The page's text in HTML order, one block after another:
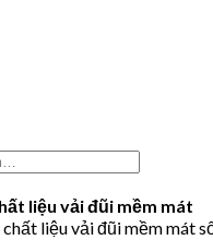
liệu vải đũi mềm mát
chất liệu vải đũi mềm mát